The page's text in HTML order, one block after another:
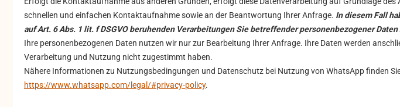
schnellen und einfachen Kontaktaufnahme sowie an der Beantwortung Ihrer Anfrage. In diesem Fall
auf Art. 6 Abs. 1 lit. f DSGVO beruhenden Verarbeitungen Sie betreffender personenbezogener
Ihre personenbezogenen Daten nutzen wir nur zur Bearbeitung Ihrer Anfrage. Ihre Daten werden
Verarbeitung und Nutzung nicht zugestimmt haben.
Nähere Informationen zu Nutzungsbedingungen und Datenschutz bei Nutzung von WhatsApp finden
https://www.whatsapp.com/legal/#privacy-policy.